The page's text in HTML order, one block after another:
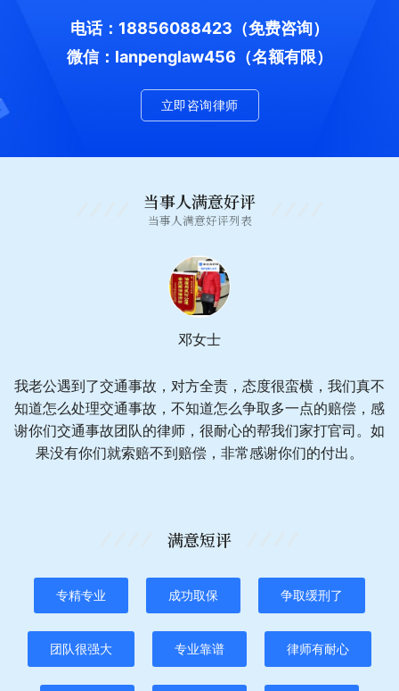
电话：18856088423 （免费咨询）
微信：lanpenglaw456（名额有限）
立即咨询律师
当事人满意好评
当事人满意好评列表
我老公遇到了交通事故，对方全责，态度很蛮横，我们真不
知道怎么处理交通事故，不知道怎么争取多一点的赔偿，感
谢你们交通事故团队的律师，很耐心的帮我们家打官司。如
果没有你们就索赔不到赔偿，非常感谢你们的付出。
邓女士
满意短评
专精专业 成功取保 争取缓刑了
团队很强大 专业靠谱 律师有耐心